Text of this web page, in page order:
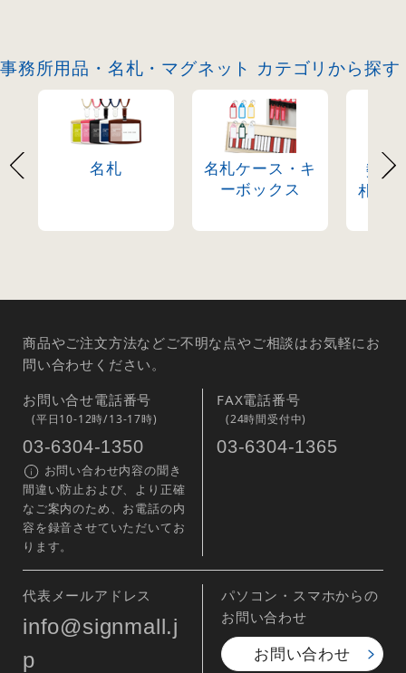
事務所用品・名札・マグネット カテゴリから探す
名札
名札ケース・キ
ーボックス
数字
札・
商品やご注文方法などご不明な点やご相談はお気軽にお
問い合わせください。
お問い合せ電話番号
(平日10-12時/13-17時)
03-6304-1350
お問い合わせ内容の聞き
間違い防止および、より正確
なご案内のため、お電話の内
容を録音させていただいてお
ります。
FAX電話番号
(24時間受付中)
03-6304-1365
代表メールアドレス
info@signmall.j
p
パソコン・スマホからの
お問い合わせ
お問い合わせ